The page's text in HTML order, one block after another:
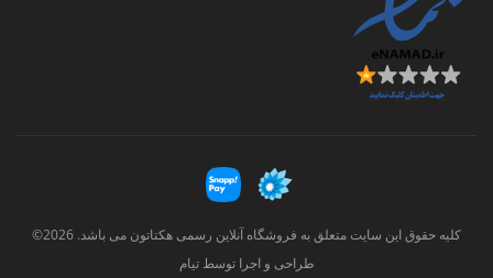
کلیه حقوق این سایت متعلق به فروشگاه آنلاین رسمی هکتاتون می باشد. 2026©
طراحی و اجرا توسطتیام